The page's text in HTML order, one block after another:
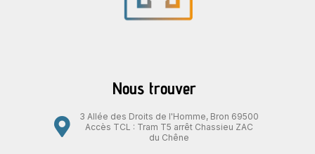
Nous trouver
3 Allée des Droits de l'Homme, Bron 69500
Accès TCL : Tram T5 arrêt Chassieu ZAC
du Chêne